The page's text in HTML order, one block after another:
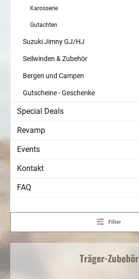
Karosserie
Gutachten
Suzuki Jimny GJ/HJ
Seilwinden & Zubehör
Bergen und Campen
Gutscheine - Geschenke
Special Deals
Revamp
Events
Kontakt
FAQ
Filter
Träger-Zubehör